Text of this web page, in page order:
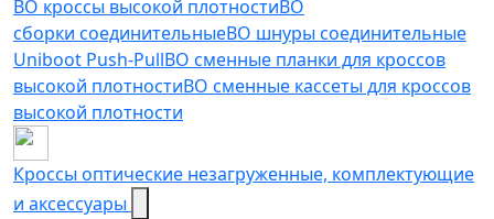
ВО кроссы высокой плотностиВО
сборки соединительныеВО шнуры соединительные
Uniboot Push-PullВО сменные планки для кроссов
высокой плотностиВО сменные кассеты для кроссов
высокой плотности
Кроссы оптические незагруженные, комплектующие
и аксессуары